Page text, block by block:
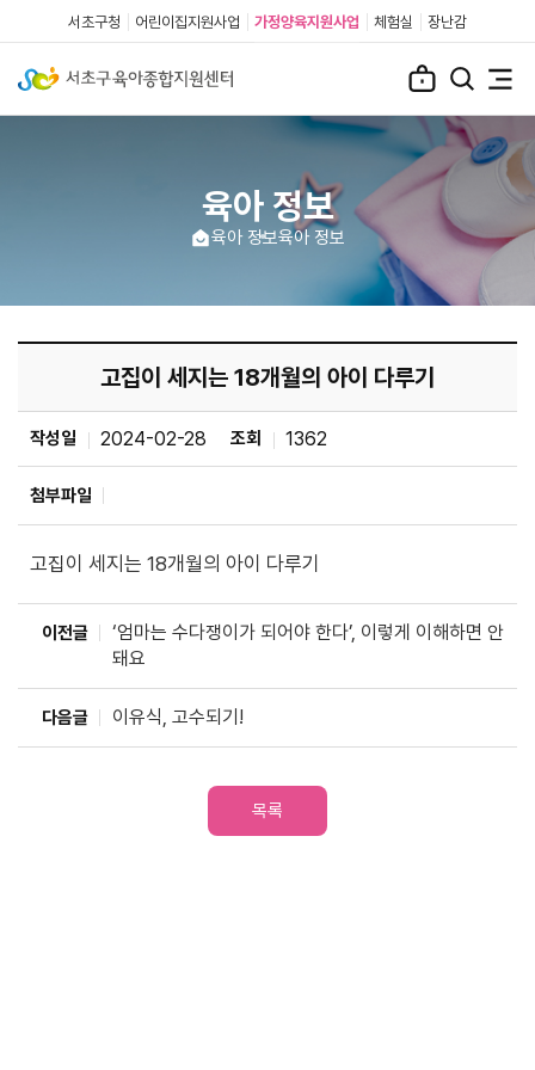
서초구청 어린이집지원사업 가정양육지원사업 체험실 장난감
육아 정보
육아 정보육아 정보
고집이 세지는 18개월의 아이 다루기
작성일 2024-02-28 조회 1362
첨부파일
고집이 세지는 18개월의 아이 다루기
이전글
‘엄마는 수다쟁이가 되어야 한다’, 이렇게 이해하면 안
돼요
다음글 이유식, 고수되기!
목록